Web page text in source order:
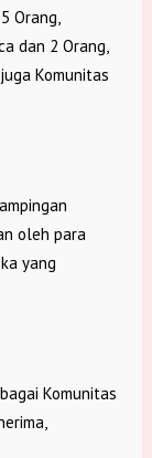
Orang,
dan 2 Orang,
Komunitas
oleh para
yang
Komunitas